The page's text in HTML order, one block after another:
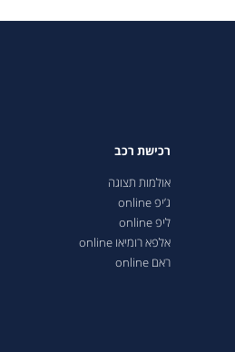
רכישת רכב
אולמות תצוגה
ג’יפ online
ליפ online
אלפא רומיאו online
ראם online